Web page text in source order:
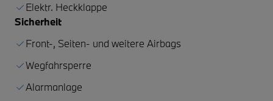
Elektr. Heckklappe
Sicherheit
Front-, Seiten- und weitere Airbags
Wegfahrsperre
Alarmanlage